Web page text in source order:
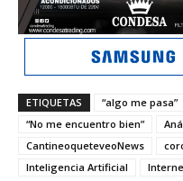
ETIQUETAS “algo me pasa”
“No me encuentro bien”
CantineoqueteveoNews
Inteligencia Artificial